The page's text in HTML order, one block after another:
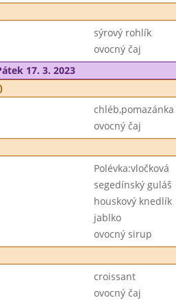
sýrový rohlík
ovocný čaj
17. 3. 2023
ovocný čaj
Polévka:vločková
segedínský guláš
houskový knedlík
jablko
ovocný sirup
croissant
ovocný čaj